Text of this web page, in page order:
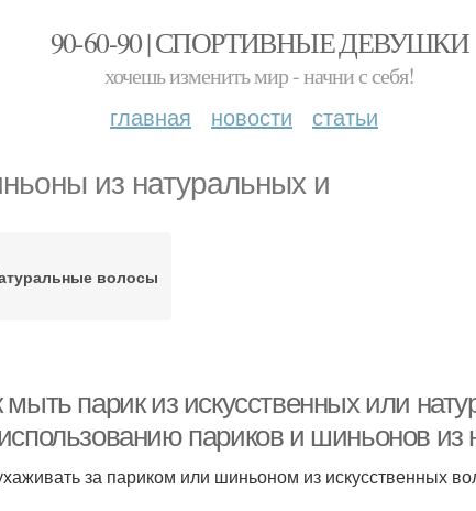
90-60-90 | СПОРТИВНЫЕ ДЕВУШКИ
хочешь изменить мир - начни с себя!
главная новости статьи
из натуральных и
волосы
мыть парик из искусственных или
париков и шиньонов из
за париком или шиньоном из искусственных